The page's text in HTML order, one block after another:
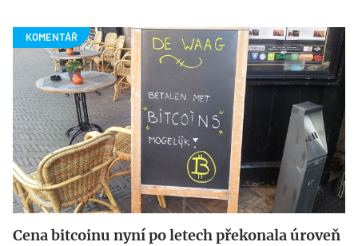
Cena bitcoinu nyní po letech překonala úroveň